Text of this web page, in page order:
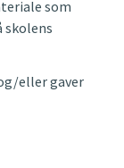
som
skolens
eller gaver